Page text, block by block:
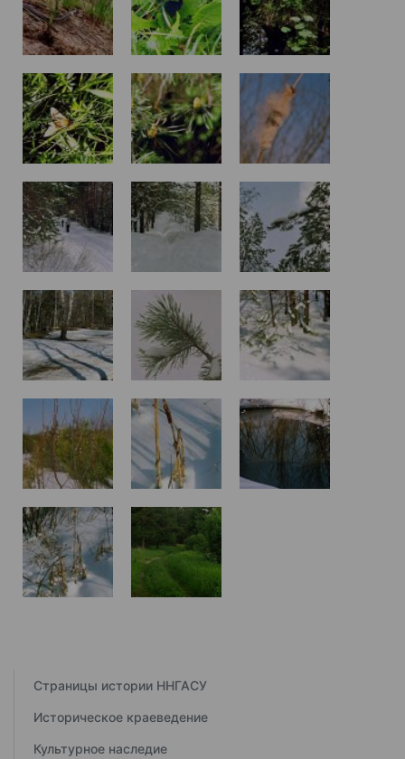
Страницы истории ННГАСУ
Историческое краеведение
Культурное наследие